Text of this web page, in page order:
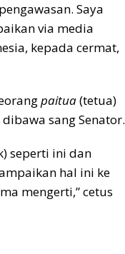
Saya
via media
kepada cermat,
paitua(tetua)
sang Senator.
seperti ini dan
hal ini ke
mengerti,” cetus